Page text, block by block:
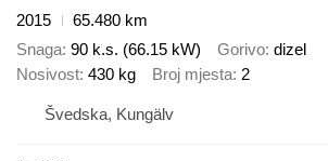
2015
65.480 km
Snaga 90 k.s. (66.15 kW) Gorivo dizel
Nosivost 430 kg Broj mjesta 2
Švedska, Kungälv